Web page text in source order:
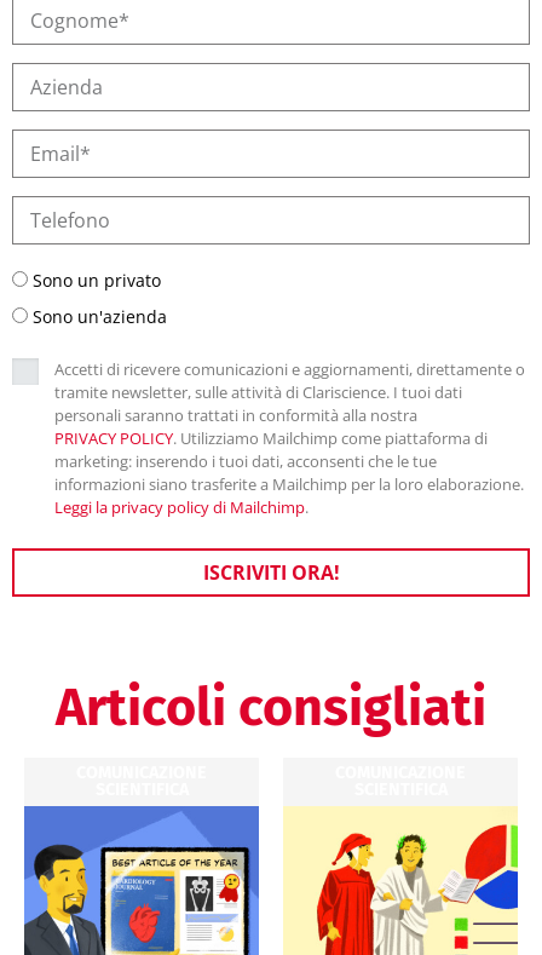
Sono un privato
Sono un'azienda
Accetti di ricevere comunicazioni e aggiornamenti, direttamente o
tramite newsletter, sulle attività di Clariscience. I tuoi dati
personali saranno trattati in conformità alla nostra
PRIVACY POLICY. Utilizziamo Mailchimp come piattaforma di
marketing: inserendo i tuoi dati, acconsenti che le tue
informazioni siano trasferite a Mailchimp per la loro elaborazione.
Leggi la privacy policy di Mailchimp.
ISCRIVITI ORA!
Articoli consigliati